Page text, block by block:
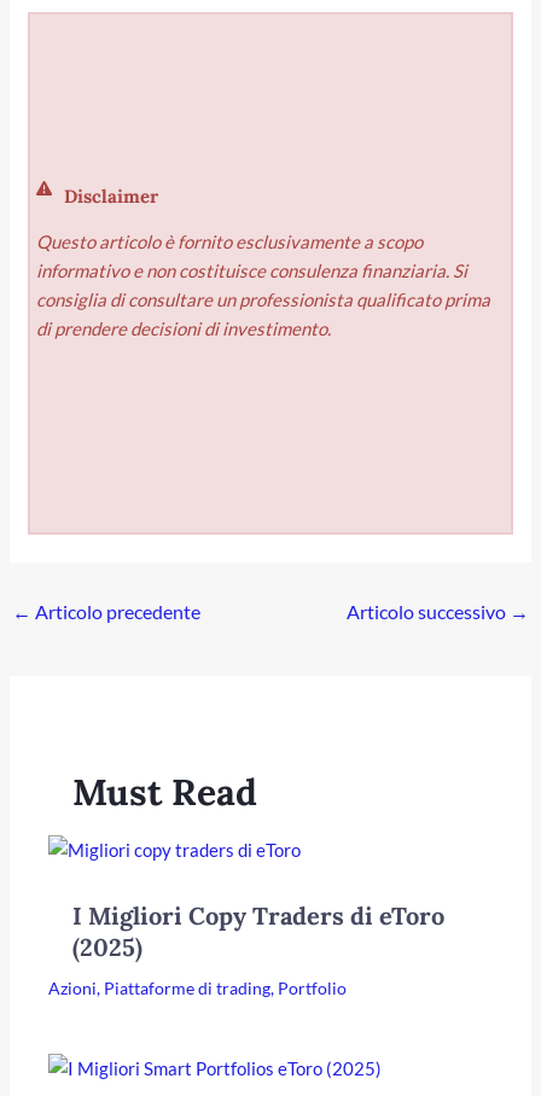
Disclaimer
Questo articolo è fornito esclusivamente a scopo
informativo e non costituisce consulenza finanziaria. Si
consiglia di consultare un professionista qualificato prima
di prendere decisioni di investimento.
← Articolo precedente Articolo successivo →
Must Read
I Migliori Copy Traders di eToro
(2025)
Azioni, Piattaforme di trading, Portfolio